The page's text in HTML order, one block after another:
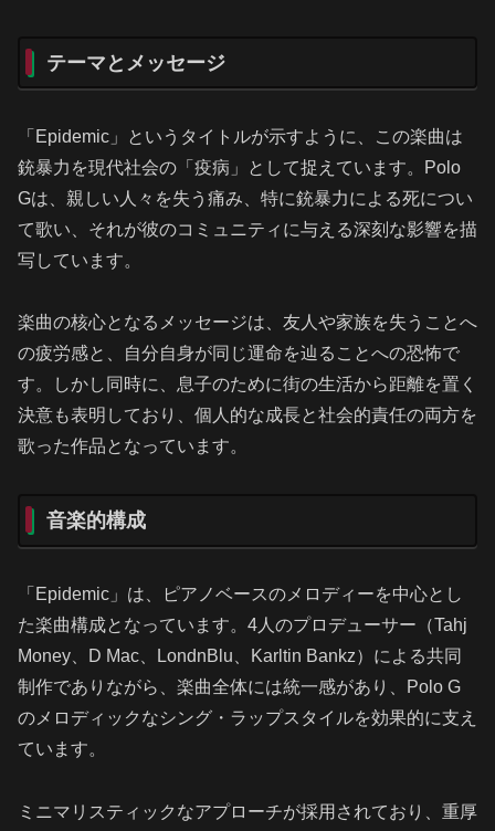
テーマとメッセージ
「Epidemic」というタイトルが示すように、この楽曲は
銃暴力を現代社会の「疫病」として捉えています。Polo
Gは、親しい人々を失う痛み、特に銃暴力による死につい
て歌い、それが彼のコミュニティに与える深刻な影響を描
写しています。
楽曲の核心となるメッセージは、友人や家族を失うことへ
の疲労感と、自分自身が同じ運命を辿ることへの恐怖で
す。しかし同時に、息子のために街の生活から距離を置く
決意も表明しており、個人的な成長と社会的責任の両方を
歌った作品となっています。
音楽的構成
「Epidemic」は、ピアノベースのメロディーを中心とし
た楽曲構成となっています。4人のプロデューサー（Tahj
Money、D Mac、LondnBlu、Karltin Bankz）による共同
制作でありながら、楽曲全体には統一感があり、Polo G
のメロディックなシング・ラップスタイルを効果的に支え
ています。
ミニマリスティックなアプローチが採用されており、重厚